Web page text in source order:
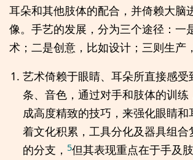
耳朵和其他肢体的配合，并倚赖大脑
像。手艺的发展，分为三个途径：一
术；二是创意，比如设计；三则生产
艺术倚赖于眼睛、耳朵所直接感受
条、音色，通过对手和肢体的训练
成高度精致的技巧，来强化眼睛
着文化积累，工具分化及器具组合
的分支， 5但其表现重点在于手及